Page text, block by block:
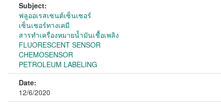
Subject:
ฟลูออเรสเซนต์เซ็นเซอร์
เซ็นเซอร์ทางเคมี
สารทำเครื่องหมายน้ำมันเชื้อเพลิง
FLUORESCENT SENSOR
CHEMOSENSOR
PETROLEUM LABELING
Date:
12/6/2020